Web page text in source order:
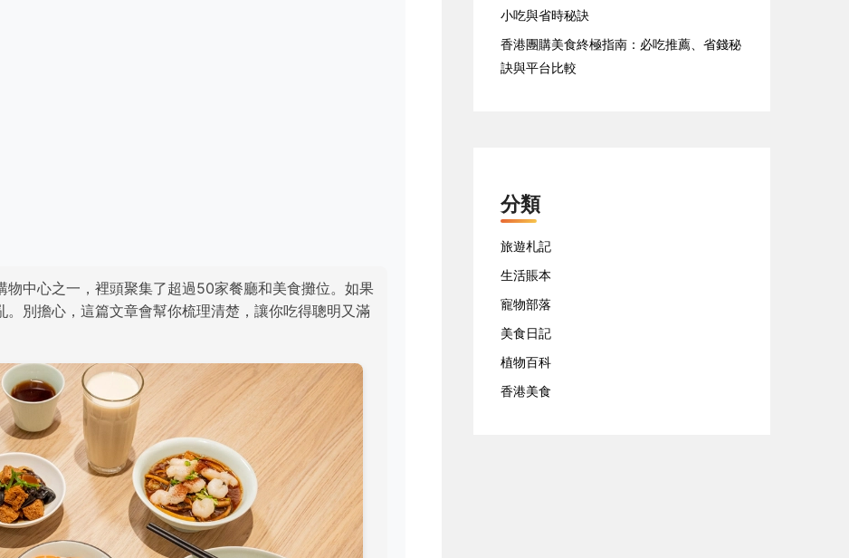
物中心之一，裡頭聚集了超過50家餐廳和美食攤位。如果
別擔心，這篇文章會幫你梳理清楚，讓你吃得聰明又滿
小吃與省時秘訣
香港團購美食終極指南：必吃推薦、省錢秘
訣與平台比較
分類
旅遊札記
生活賬本
寵物部落
美食日記
植物百科
香港美食